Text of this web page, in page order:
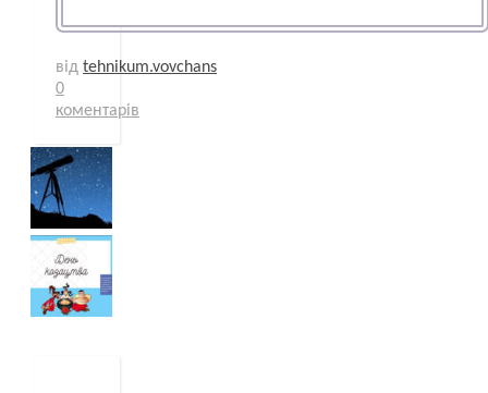
від tehnikum.vovchans
0
коментарів